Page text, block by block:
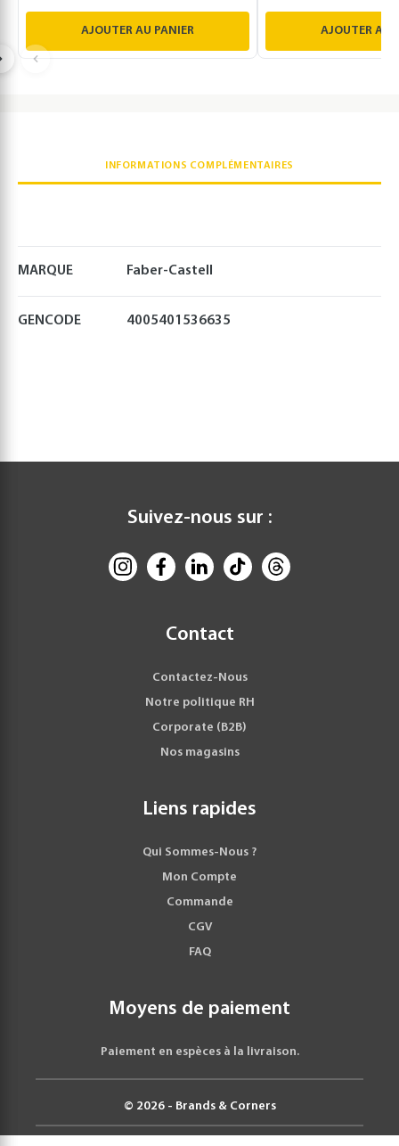
AJOUTER AU PANIER AJOUTER AU
INFORMATIONS COMPLÉMENTAIRES
MARQUE Faber-Castell
GENCODE 4005401536635
Suivez-nous sur :
Contact
Contactez-Nous
Notre politique RH
Corporate (B2B)
Nos magasins
Liens rapides
Qui Sommes-Nous ?
Mon Compte
Commande
CGV
FAQ
Moyens de paiement
Paiement en espèces à la livraison.
© 2026 - Brands & Corners